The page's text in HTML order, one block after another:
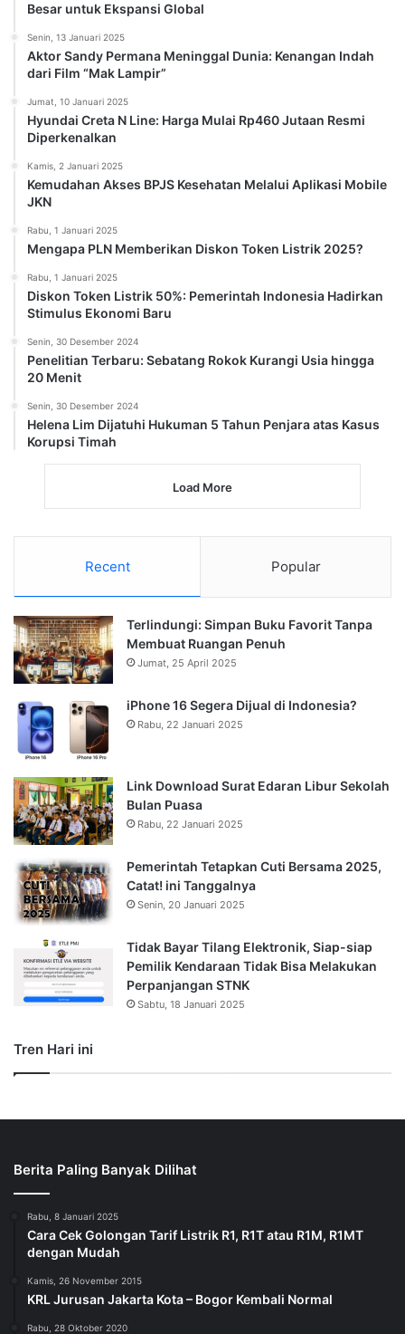
Besar untuk Ekspansi Global
Senin, 13 Januari 2025
Aktor Sandy Permana Meninggal Dunia: Kenangan Indah
dari Film “Mak Lampir”
Jumat, 10 Januari 2025
Hyundai Creta N Line: Harga Mulai Rp460 Jutaan Resmi
Diperkenalkan
Kamis, 2 Januari 2025
Kemudahan Akses BPJS Kesehatan Melalui Aplikasi Mobile
JKN
Rabu, 1 Januari 2025
Mengapa PLN Memberikan Diskon Token Listrik 2025?
Rabu, 1 Januari 2025
Diskon Token Listrik 50%: Pemerintah Indonesia Hadirkan
Stimulus Ekonomi Baru
Senin, 30 Desember 2024
Penelitian Terbaru: Sebatang Rokok Kurangi Usia hingga
20 Menit
Senin, 30 Desember 2024
Helena Lim Dijatuhi Hukuman 5 Tahun Penjara atas Kasus
Korupsi Timah
Load More
Recent Popular
Terlindungi: Simpan Buku Favorit Tanpa
Membuat Ruangan Penuh
Jumat, 25 April 2025
iPhone 16 Segera Dijual di Indonesia?
Rabu, 22 Januari 2025
Link Download Surat Edaran Libur Sekolah
Bulan Puasa
Rabu, 22 Januari 2025
Pemerintah Tetapkan Cuti Bersama 2025,
Catat! ini Tanggalnya
Senin, 20 Januari 2025
Tidak Bayar Tilang Elektronik, Siap-siap
Pemilik Kendaraan Tidak Bisa Melakukan
Perpanjangan STNK
Sabtu, 18 Januari 2025
Tren Hari ini
Berita Paling Banyak Dilihat
Rabu, 8 Januari 2025
Cara Cek Golongan Tarif Listrik R1, R1T atau R1M, R1MT
dengan Mudah
Kamis, 26 November 2015
KRL Jurusan Jakarta Kota – Bogor Kembali Normal
Rabu, 28 Oktober 2020